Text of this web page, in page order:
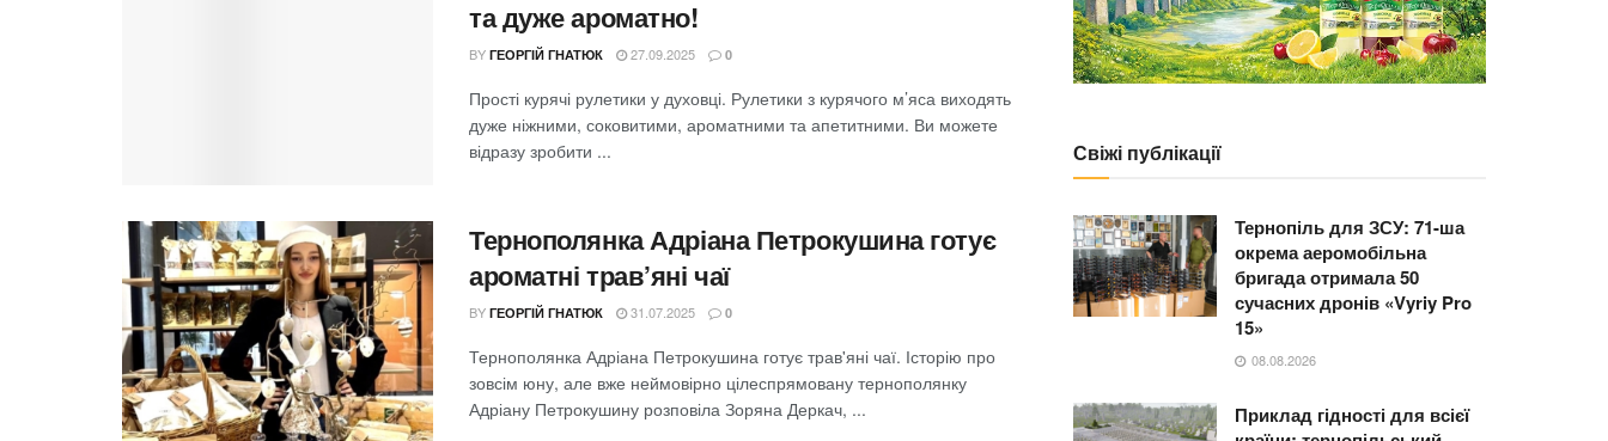
та дуже ароматно!
BY ГЕОРГІЙ ГНАТЮК 27.09.2025 0
Прості курячі рулетики у духовці. Рулетики з курячого м’яса виходять
дуже ніжними, соковитими, ароматними та апетитними. Ви можете
відразу зробити ...
Тернополянка Адріана Петрокушина готує
ароматні трав’яні чаї
BY ГЕОРГІЙ ГНАТЮК 31.07.2025 0
Тернополянка Адріана Петрокушина готує трав'яні чаї. Історію про
зовсім юну, але вже неймовірно цілеспрямовану тернополянку
Адріану Петрокушину розповіла Зоряна Деркач, ...
Свіжі публікації
Тернопіль для ЗСУ: 71-ша
окрема аеромобільна
бригада отримала 50
сучасних дронів «Vyriy Pro
15»
08.08.2026
Приклад гідності для всієї